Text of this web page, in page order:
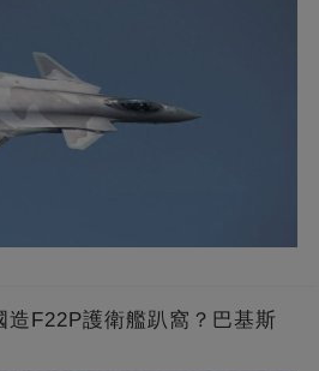
造F22P護衛艦趴窩？巴基斯